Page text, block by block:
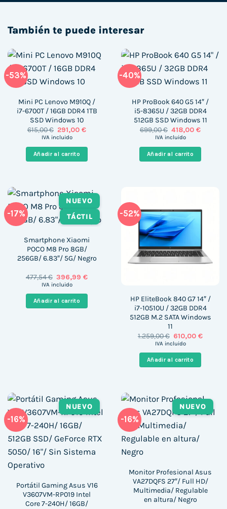
También te puede interesar
-53%
Mini PC Lenovo M910Q /
i7-6700T / 16GB DDR4 1TB
SSD Windows 10
615,00€ El
precio
era:
615,00 €.
291,00€El
es:
IVA incluido
Añadir al carrito
-40%
HP ProBook 640 G5 14″ /
i5-8365U / 32GB DDR4
512GB SSD Windows 11
699,00€ El
precio
era:
699,00 €.
418,00€El
es:
IVA incluido
Añadir al carrito
-17%
NUEVO
TÁCTIL
Smartphone Xiaomi
POCO M8 Pro 8GB/
256GB/ 6.83″/ 5G/ Negro
477,54€ El
precio
era:
477,54 €.
396,99€El
es:
396,99 €.
IVA incluido
Añadir al carrito
-52%
HP EliteBook 840 G7 14″ /
i7-10510U / 32GB DDR4
512GB M.2 SATA Windows
11
1.259,00€ El
precio
era:
1.259,00 €.
610,00€El
IVA incluido
Añadir al carrito
-16%
NUEVO
Portátil Gaming Asus V16
V3607VM-RP019 Intel
Core 7-240H/ 16GB/
-16%
NUEVO
Monitor Profesional Asus
VA27DQFS 27″/ Full HD/
Multimedia/ Regulable
en altura/ Negro